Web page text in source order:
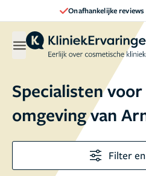
Onafhankelijke
Specialisten
omgeving van
Filter